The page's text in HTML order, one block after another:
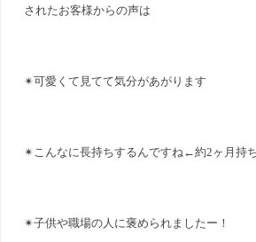
されたお客様からの声は
✴︎可愛くて見てて気分があがります
✴︎こんなに長持ちするんですね←約2ヶ月持
✴︎子供や職場の人に褒められましたー！